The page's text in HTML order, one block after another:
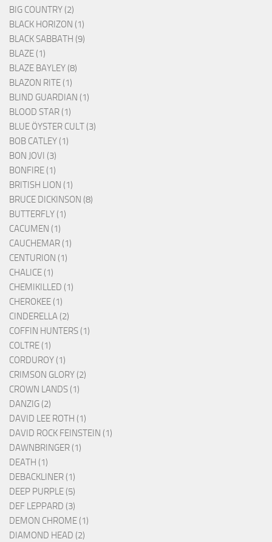
BIG COUNTRY (2)
BLACK HORIZON (1)
BLACK SABBATH (9)
BLAZE (1)
BLAZE BAYLEY (8)
BLAZON RITE (1)
BLIND GUARDIAN (1)
BLOOD STAR (1)
BLUE ÖYSTER CULT (3)
BOB CATLEY (1)
BON JOVI (3)
BONFIRE (1)
BRITISH LION (1)
BRUCE DICKINSON (8)
BUTTERFLY (1)
CACUMEN (1)
CAUCHEMAR (1)
CENTURION (1)
CHALICE (1)
CHEMIKILLED (1)
CHEROKEE (1)
CINDERELLA (2)
COFFIN HUNTERS (1)
COLTRE (1)
CORDUROY (1)
CRIMSON GLORY (2)
CROWN LANDS (1)
DANZIG (2)
DAVID LEE ROTH (1)
DAVID ROCK FEINSTEIN (1)
DAWNBRINGER (1)
DEATH (1)
DEBACKLINER (1)
DEEP PURPLE (5)
DEF LEPPARD (3)
DEMON CHROME (1)
DIAMOND HEAD (2)